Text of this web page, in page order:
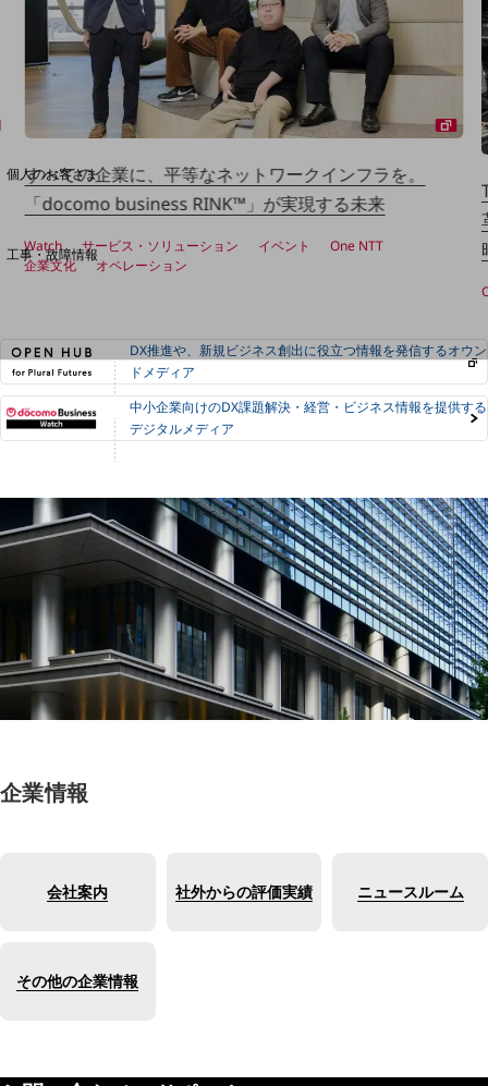
Web明細(ビリングステーション)
料金分析(ご利用料金管理サービス)
個人のお客さま
NTTドコモ
工事・故障情報
お客さまサポートサイト
NTTドコモ 通信障害情報
すべての企業に、平等なネットワークインフラを。
「docomo business RINK™」が実現する未来
Watch サービス・ソリューション イベント
One NTT
企業文化
オペレーション
DX推進や、新規ビジネス創出に役立つ情報を発信するオウン
ドメディア
中小企業向けのDX課題解決・経営・ビジネス情報を提供する
デジタルメディア
企業情報
会社案内 社外からの評価実績 ニュースルーム
その他の企業情報